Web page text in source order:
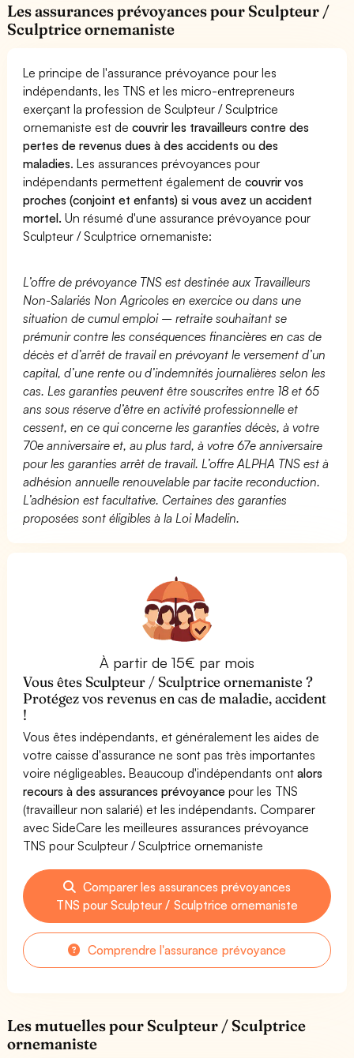
Les assurances prévoyances pour Sculpteur /
Sculptrice ornemaniste
Le principe de l'assurance prévoyance pour les
indépendants, les TNS et les micro-entrepreneurs
exerçant la profession de Sculpteur / Sculptrice
ornemaniste est decouvrir les travailleurs contre des
pertes de revenus dues à des accidents ou des
maladies. Les assurances prévoyances pour
indépendants permettent également decouvrir vos
proches (conjoint et enfants) si vous avez un accident
mortel. Un résumé d'une assurance prévoyance pour
Sculpteur / Sculptrice ornemaniste:
L’offre de prévoyance TNS est destinée aux Travailleurs
Non-Salariés Non Agricoles en exercice ou dans une
situation de cumul emploi – retraite souhaitant se
prémunir contre les conséquences financières en cas de
décès et d’arrêt de travail en prévoyant le versement d’un
capital, d’une rente ou d’indemnités journalières selon les
cas. Les garanties peuvent être souscrites entre 18 et 65
ans sous réserve d’être en activité professionnelle et
cessent, en ce qui concerne les garanties décès, à votre
70e anniversaire et, au plus tard, à votre 67e anniversaire
pour les garanties arrêt de travail. L’offre ALPHA TNS est à
adhésion annuelle renouvelable par tacite reconduction.
L’adhésion est facultative. Certaines des garanties
proposées sont éligibles à la Loi Madelin.
À partir de 15€ par mois
Vous êtes Sculpteur / Sculptrice ornemaniste ?
Protégez vos revenus en cas de maladie, accident
!
Vous êtes indépendants, et généralement les aides de
votre caisse d'assurance ne sont pas très importantes
voire négligeables. Beaucoup d'indépendants ontalors
recours à des assurances prévoyance pour les TNS
(travailleur non salarié) et les indépendants. Comparer
avec SideCare les meilleures assurances prévoyance
TNS pour Sculpteur / Sculptrice ornemaniste
Comparer les assurances prévoyances
TNS pour Sculpteur / Sculptrice ornemaniste
Comprendre l'assurance prévoyance
Les mutuelles pour Sculpteur / Sculptrice
ornemaniste